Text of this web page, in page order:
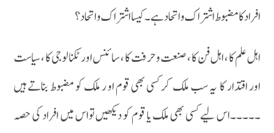
افراد کا مضبوط اشتراک و اتحاد ہے ۔کیسا اشتراک و اتحاد ؟
اہل علم کا ، اہل فن کا ، صنعت و حرفت کا ، سائنس اور ٹکنالوجی کا ، سیاست
اور اقتدار کا یہ سب ملک کر کسی بھی قوم او ر ملک کو مضبوط بناتے ہیں
۔۔۔۔۔اس لیے کسی بھی ملک یا قوم کو دیکھیں تواس میں افراد کی حصہ